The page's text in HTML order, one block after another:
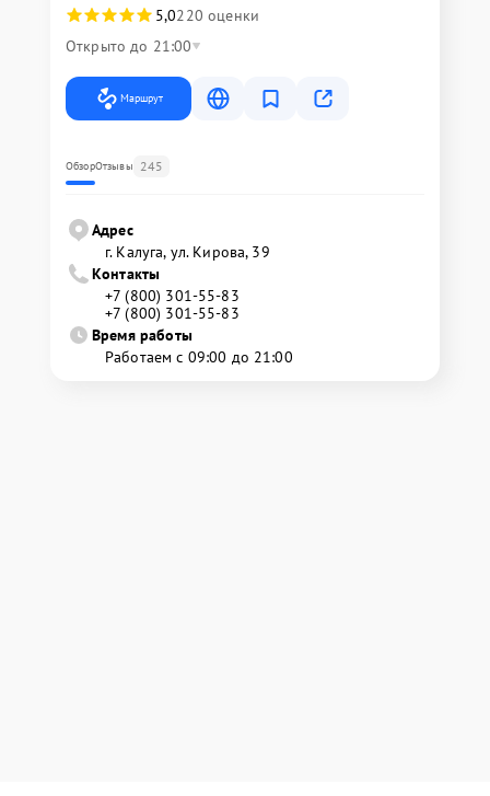
5,0220 оценки
Открыто до 21:00
Маршрут
ОбзорОтзывы 245
Адрес
г. Калуга, ул. Кирова, 39
Контакты
+7 (800) 301-55-83
+7 (800) 301-55-83
Время работы
Работаем с 09:00 до 21:00